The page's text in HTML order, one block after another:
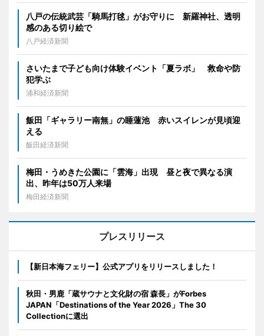
八戸の伝統武芸「騎馬打毬」がお守りに 新羅神社、透明
感のある切り絵で
八戸経済新聞
さいたまで子ども向け体験イベント「夏ラボ」 救命や防
犯学ぶ
浦和経済新聞
飯田「ギャラリー南無」の睡蓮池 赤いスイレンが見頃迎
える
飯田経済新聞
梅田・うめきた公園に「雲海」出現 昼と夜で異なる演
出、昨年は50万人来場
梅田経済新聞
プレスリリース
【新日本海フェリー】公式アプリをリリースしました！
秋田・男鹿「蔵サウナと文化財の宿 森長」がForbes
JAPAN「Destinations of the Year 2026」The 30
Collectionに選出